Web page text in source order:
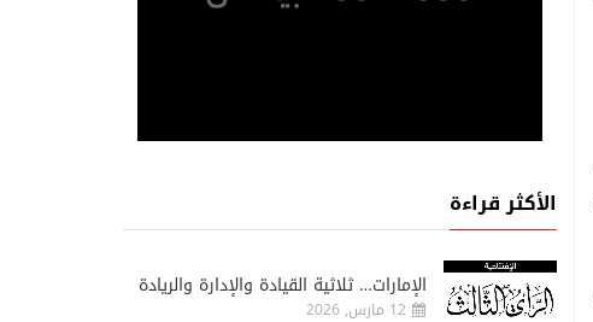
الأكثر قراءة
الإمارات… ثلاثية القيادة والإدارة والريادة
12 مارس, 2026